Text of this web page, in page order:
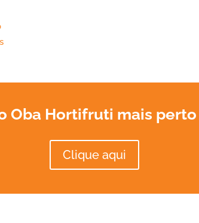
Oba Hortifruti mais
Clique aqui